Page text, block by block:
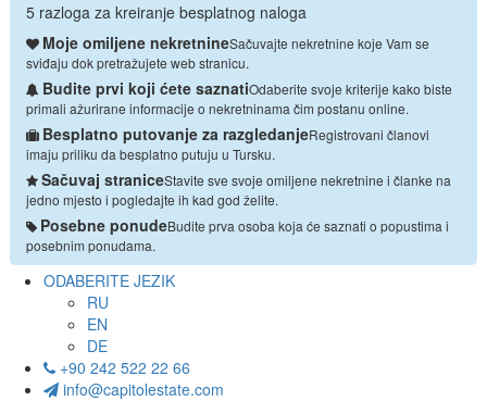
Side
Belek
Mersin
USLUGE
PRODAJ MOJU NEKRETNINU
IZNAJMI MOJU NEKRETNINU
PUTOVANJE ZA RAZGLEDANJE
O NAMA
FAQ
REFERENCE
KONTAKT
PRIJAVA & REGISTRACIJA
ODABERITE JEZIK
RU
EN
DE
+90 242 522 22 66
info@capitolestate.com
5 razloga za kreiranje besplatnog naloga
Moje omiljene nekretnineSačuvajte nekretnine koje Vam se
sviđaju dok pretražujete web stranicu.
Budite prvi koji ćete saznatiOdaberite svoje kriterije kako biste
primali ažurirane informacije o nekretninama čim postanu online.
Besplatno putovanje za razgledanjeRegistrovani članovi
imaju priliku da besplatno putuju u Tursku.
Sačuvaj straniceStavite sve svoje omiljene nekretnine i članke na
jedno mjesto i pogledajte ih kad god želite.
Posebne ponudeBudite prva osoba koja će saznati o popustima i
posebnim ponudama.